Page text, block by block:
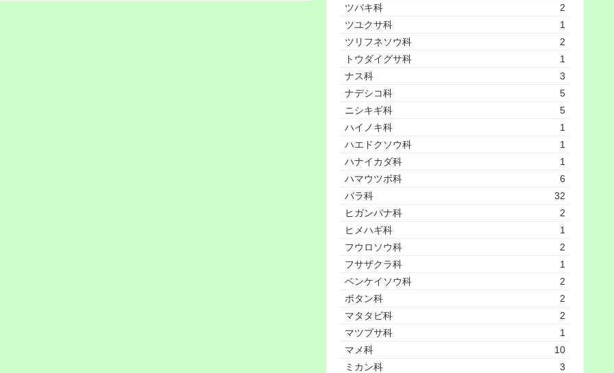
ツバキ科
2
ツユクサ科
1
ツリフネソウ科
2
トウダイグサ科
1
ナス科
3
ナデシコ科
5
ニシキギ科
5
ハイノキ科
1
ハエドクソウ科
1
ハナイカダ科
1
ハマウツボ科
6
バラ科
32
ヒガンバナ科
2
ヒメハギ科
1
フウロソウ科
2
フサザクラ科
1
ベンケイソウ科
2
ボタン科
2
マタタビ科
2
マツブサ科
1
マメ科
10
ミカン科
3